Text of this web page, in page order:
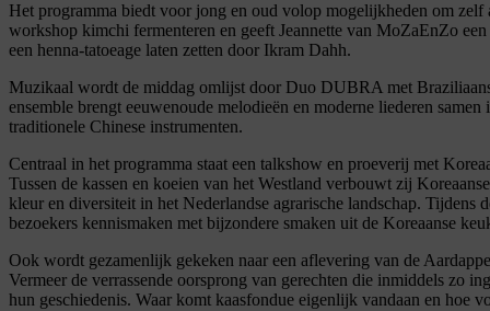
Het programma biedt voor jong en oud volop mogelijkheden om
workshop kimchi fermenteren en geeft Jeannette van MoZaEnZo
een henna-tatoeage laten zetten door Ikram Dahh.
Muzikaal wordt de middag omlijst door Duo DUBRA met
ensemble brengt eeuwenoude melodieën en moderne liederen
traditionele Chinese instrumenten.
Centraal in het programma staat een talkshow en proeverij met
Tussen de kassen en koeien van het Westland verbouwt zij
kleur en diversiteit in het Nederlandse agrarische landschap.
bezoekers kennismaken met bijzondere smaken uit de Koreaanse
Ook wordt gezamenlijk gekeken naar een aflevering van de
Vermeer de verrassende oorsprong van gerechten die inmiddels zo
hun geschiedenis. Waar komt kaasfondue eigenlijk vandaan en hoe